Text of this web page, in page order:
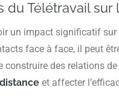
du Télétravail sur
un impact significatif
face à face, il peut
des relations
et affecter